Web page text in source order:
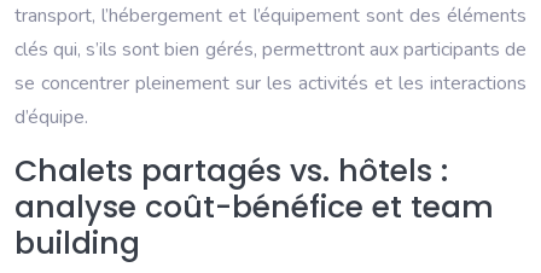
transport, l’hébergement et l’équipement sont des éléments
clés qui, s’ils sont bien gérés, permettront aux participants de
se concentrer pleinement sur les activités et les interactions
d’équipe.
Chalets partagés vs. hôtels :
analyse coût-bénéfice et team
building